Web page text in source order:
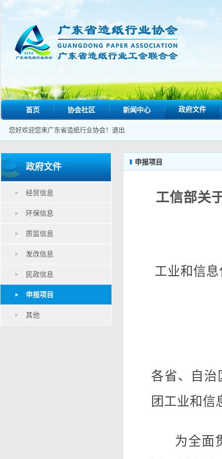
首页 协会社区 新闻中心 政府文件
您好欢迎您来广东省造纸行业协会！ 退出
政府文件
经贸信息
环保信息
质监信息
发改信息
民政信息
申报项目
其他
申报项目
工信部关
工业和信
各省、自治
团工业和信
为全面贯